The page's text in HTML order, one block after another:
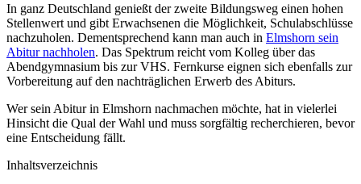
In ganz Deutschland genießt der zweite Bildungsweg einen hohen
Stellenwert und gibt Erwachsenen die Möglichkeit, Schulabschlüsse
nachzuholen. Dementsprechend kann man auch in Elmshorn sein
Abitur nachholen. Das Spektrum reicht vom Kolleg über das
Abendgymnasium bis zur VHS. Fernkurse eignen sich ebenfalls zur
Vorbereitung auf den nachträglichen Erwerb des Abiturs.
Wer sein Abitur in Elmshorn nachmachen möchte, hat in vielerlei
Hinsicht die Qual der Wahl und muss sorgfältig recherchieren, bevor
eine Entscheidung fällt.
Inhaltsverzeichnis